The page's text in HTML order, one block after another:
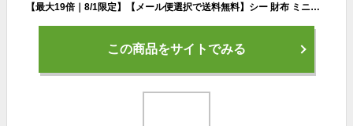
【最大19倍｜8/1限定】【メール便選択で送料無料】シー 財布 ミニ財布 小さい財布 ミニウォレット コインケース 小銭入れ ネックウォレット ネックポーチ メンズ レディース ブランド アウトドア フェス 撥水 防水 日本製 CIE 012210 012211
この商品をサイトでみる